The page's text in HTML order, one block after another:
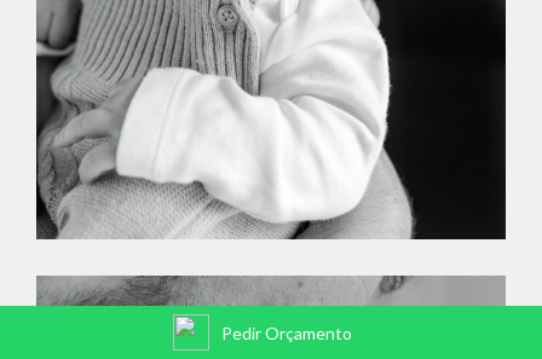
Pedir Orçamento